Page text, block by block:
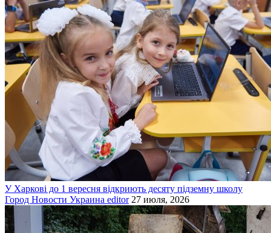
У Харкові до 1 вересня відкриють десяту підземну школу
Город Новости Украина editor 27 июля, 2026